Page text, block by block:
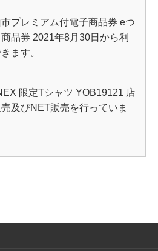
プレミアム付電子商品券 eつ
品券 2021年8月30日から利
ます。
限定Tシャツ YOB19121 店
及びNET販売を行っていま